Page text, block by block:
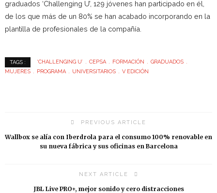
graduados ‘Challenging U’, 129 jóvenes han participado en él,
de los que más de un 80% se han acabado incorporando en la
plantilla de profesionales de la compañía.
TAGS : ‘CHALLENGING U’ CEPSA FORMACIÓN
GRADUADOS
MUJERES
PROGRAMA UNIVERSITARIOS V EDICIÓN
PREVIOUS ARTICLE
Wallbox se alía con Iberdrola para el consumo 100% renovable en
su nueva fábrica y sus oficinas en Barcelona
NEXT ARTICLE
JBL Live PRO+, mejor sonido y cero distracciones